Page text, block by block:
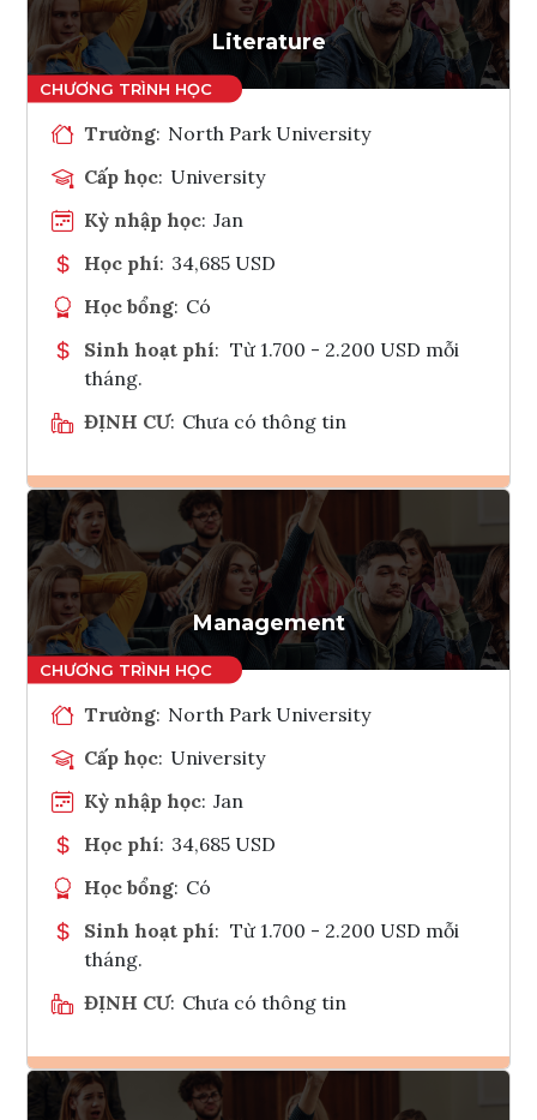
Literature
Trường: North Park University
Cấp học: University
Kỳ nhập học: Jan
Học phí: 34,685 USD
Học bổng: Có
Sinh hoạt phí: Từ 1.700 - 2.200 USD mỗi
tháng.
ĐỊNH CƯ: Chưa có thông tin
Ghi danh
Tham vấn Interlink
Management
Trường: North Park University
Cấp học: University
Kỳ nhập học: Jan
Học phí: 34,685 USD
Học bổng: Có
Sinh hoạt phí: Từ 1.700 - 2.200 USD mỗi
tháng.
ĐỊNH CƯ: Chưa có thông tin
Ghi danh